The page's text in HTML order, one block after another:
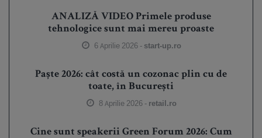
ANALIZĂ VIDEO Primele produse
tehnologice sunt mai mereu proaste
6 Aprilie 2026 - start-up.ro
Paște 2026: cât costă un cozonac plin cu de
toate, în București
8 Aprilie 2026 - retail.ro
Cine sunt speakerii Green Forum 2026: Cum